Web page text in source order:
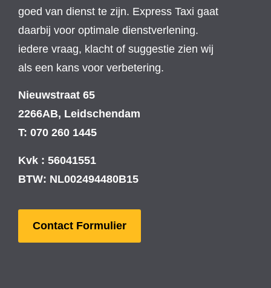
goed van dienst te zijn. Express Taxi gaat
daarbij voor optimale dienstverlening.
iedere vraag, klacht of suggestie zien wij
als een kans voor verbetering.
Nieuwstraat 65
2266AB, Leidschendam
T: 070 260 1445
Kvk : 56041551
BTW: NL002494480B15
Contact Formulier